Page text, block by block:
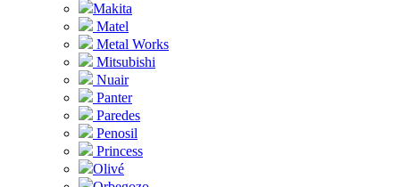
Makita
Matel
Metal Works
Mitsubishi
Nuair
Panter
Paredes
Penosil
Princess
Olivé